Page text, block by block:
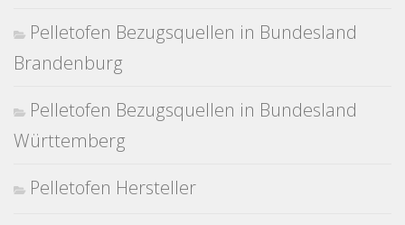
Pelletofen Bezugsquellen in Bundesland
Brandenburg
Pelletofen Bezugsquellen in Bundesland
Württemberg
Pelletofen Hersteller